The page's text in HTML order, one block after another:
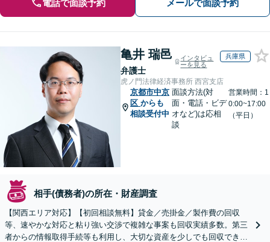
電話で面談予約 メールで面談予約
亀井 瑞邑
弁護士
インタビュ
ーを見る
兵庫県
虎ノ門法律経済事務所 西宮支店
京都市中京
区 からも
相談受付中
面談方法(対
面・電話・ビデ
オなど)は応相
談
営業時間：1
0:00~17:00
（平日）
相手(債務者)の所在・財産調査
【関西エリア対応】【初回相談無料】貸金／売掛金／製作費の回収
等、速やかな対応と粘り強い交渉で複雑な事案も回収実績多数。第三
者からの情報取得手続等も利用し、大切な資産を少しでも回収できる